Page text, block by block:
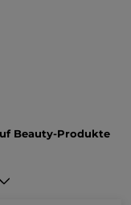
Beauty-Produkte
oder einem lieben
Dann ist unser